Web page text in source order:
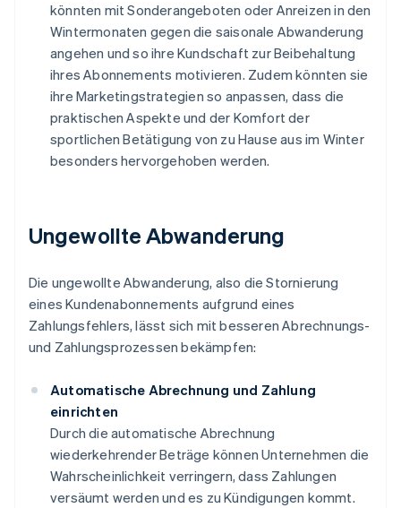
könnten mit Sonderangeboten oder Anreizen in den
Wintermonaten gegen die saisonale Abwanderung
angehen und so ihre Kundschaft zur Beibehaltung
ihres Abonnements motivieren. Zudem könnten sie
ihre Marketingstrategien so anpassen, dass die
praktischen Aspekte und der Komfort der
sportlichen Betätigung von zu Hause aus im Winter
besonders hervorgehoben werden.
Ungewollte Abwanderung
Die ungewollte Abwanderung, also die Stornierung
eines Kundenabonnements aufgrund eines
Zahlungsfehlers, lässt sich mit besseren Abrechnungs-
und Zahlungsprozessen bekämpfen:
Automatische Abrechnung und Zahlung
einrichten
Durch die automatische Abrechnung
wiederkehrender Beträge können Unternehmen die
Wahrscheinlichkeit verringern, dass Zahlungen
versäumt werden und es zu Kündigungen kommt.